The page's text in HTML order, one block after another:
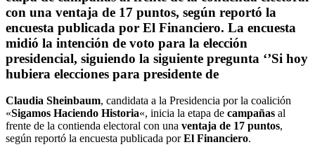
con una ventaja de 17 puntos, según reportó la
encuesta publicada por El Financiero. La encuesta
midió la intención de voto para la elección
presidencial, siguiendo la siguiente pregunta ‘’Si hoy
hubiera elecciones para presidente de
Claudia Sheinbaum, candidata a la Presidencia por la coalición
«Sigamos Haciendo Historia«, inicia la etapa de campañas al
frente de la contienda electoral con una ventaja de 17 puntos,
según reportó la encuesta publicada porEl Financiero.